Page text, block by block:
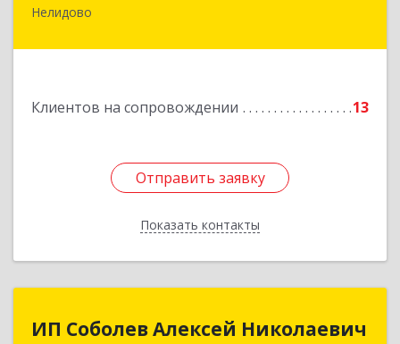
Нелидово
Клиентов на сопровождении 13
Отправить заявку
Показать контакты
172527, Тверская обл, Нелидово г, Матросова
Отправить заявку
Назад
ИП Соболев Алексей Николаевич
ИП Соболев Алексей Николаевич